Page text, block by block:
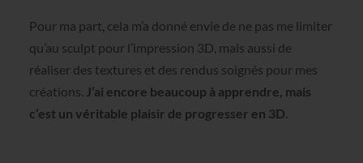
Pour ma part, cela m’a donné envie de ne pas me limiter
qu’au sculpt pour l’impression 3D, mais aussi de
réaliser des textures et des rendus soignés pour mes
créations. J’ai encore beaucoup à apprendre, mais
c’est un véritable plaisir de progresser en 3D.